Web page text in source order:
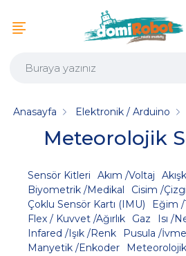
Meteorolojik
Anasayfa Elektronik / Arduino
Sensör Kitleri Akım /Voltaj
Biyometrik /Medikal
Cisim /
Çoklu Sensör Kartı (IMU)
Eğim
Flex / Kuvvet /Ağırlık
Gaz
Isı /
Infared /Işık /Renk
Pusula /
Manyetik /Enkoder